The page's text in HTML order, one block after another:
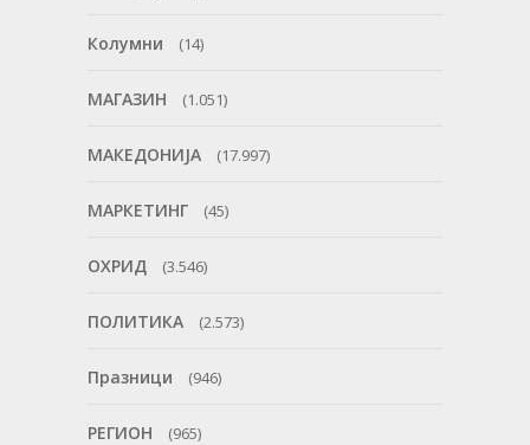
Колумни (14)
МАГАЗИН (1.051)
МАКЕДОНИЈА (17.997)
МАРКЕТИНГ (45)
ОХРИД (3.546)
ПОЛИТИКА (2.573)
Празници (946)
РЕГИОН (965)